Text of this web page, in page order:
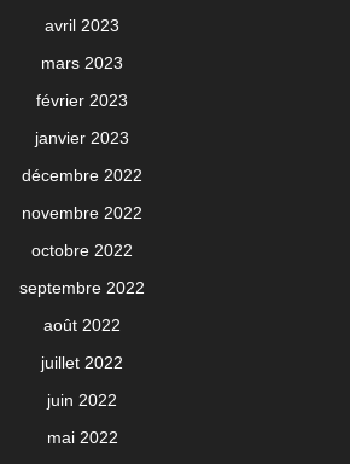
avril 2023
mars 2023
février 2023
janvier 2023
décembre 2022
novembre 2022
octobre 2022
septembre 2022
août 2022
juillet 2022
juin 2022
mai 2022